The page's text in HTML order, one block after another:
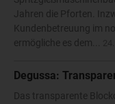
Jahren die Pforten.
Kundenbetreuung im
ermögliche es dem...
Degussa:
Das transparente